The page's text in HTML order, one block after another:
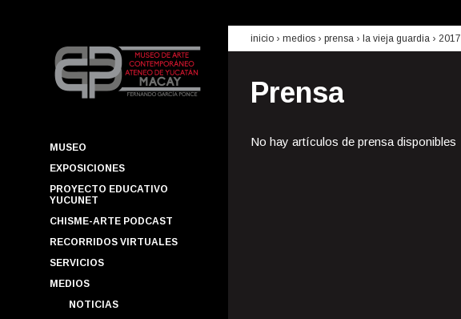
MUSEO
EXPOSICIONES
PROYECTO EDUCATIVO
YUCUNET
CHISME-ARTE PODCAST
RECORRIDOS VIRTUALES
SERVICIOS
MEDIOS
NOTICIAS
inicio › medios › prensa › la vieja guardia › 2017
Prensa
No hay artículos de prensa disponibles